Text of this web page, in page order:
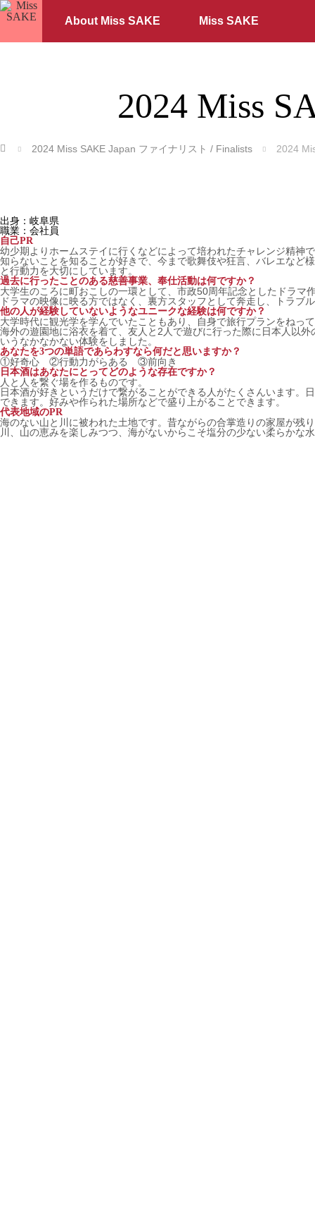
About Miss SAKE Miss SAKE
2024 Miss
ホーム 2024 Miss SAKE Japan ファイナリスト / Finalists 2024
出身：岐阜県
職業：会社員
自己PR
幼少期よりホームステイに行くなどによって培われたチャレンジ精神
知らないことを知ることが好きで、今まで歌舞伎や狂言、バレエなど
と行動力を大切にしています。
過去に行ったことのある慈善事業、奉仕活動は何ですか？
大学生のころに町おこしの一環として、市政50周年記念としたドラマ
ドラマの映像に映る方ではなく、裏方スタッフとして奔走し、トラ
他の人が経験していないようなユニークな経験は何ですか？
大学時代に観光学を学んでいたこともあり、自身で旅行プランをねっ
海外の遊園地に浴衣を着て、友人と2人で遊びに行った際に日本人以
いうなかなかない体験をしました。
あなたを3つの単語であらわすなら何だと思いますか？
①好奇心 ②行動力がらある ③前向き
日本酒はあなたにとってどのような存在ですか？
人と人を繋ぐ場を作るものです。
日本酒が好きというだけで繋がることができる人がたくさんいます
できます。好みや作られた場所などで盛り上がることできます。
代表地域のPR
海のない山と川に被われた土地です。昔ながらの合掌造りの家屋が残
川、山の恵みを楽しみつつ、海がないからこそ塩分の少ない柔らかな